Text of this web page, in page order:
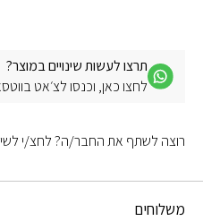
תרצו לעשות שינויים במוצר?
לחצו כאן, וכנסו לצ׳אט
משלוחים
רוצה לשתף את החבר/ה? לחצ/י